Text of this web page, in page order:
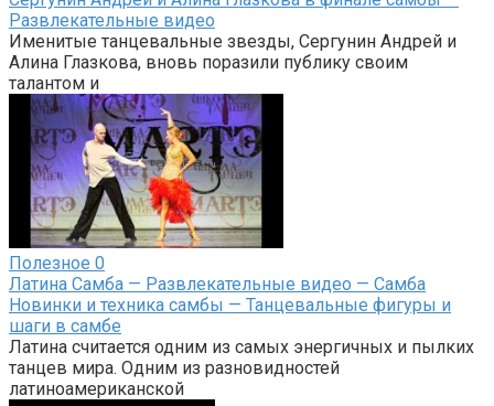
Развлекательные видео
Именитые танцевальные звезды, Сергунин Андрей и
Алина Глазкова, вновь поразили публику своим
талантом и
Полезное 0
Латина Самба — Развлекательные видео — Самба
Новинки и техника самбы — Танцевальные фигуры и
шаги в самбе
Латина считается одним из самых энергичных и пылких
танцев мира. Одним из разновидностей
латиноамериканской